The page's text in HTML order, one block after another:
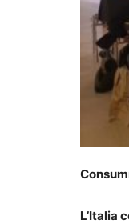
L’Italia